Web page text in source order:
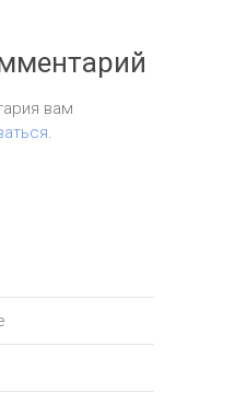
вам
.